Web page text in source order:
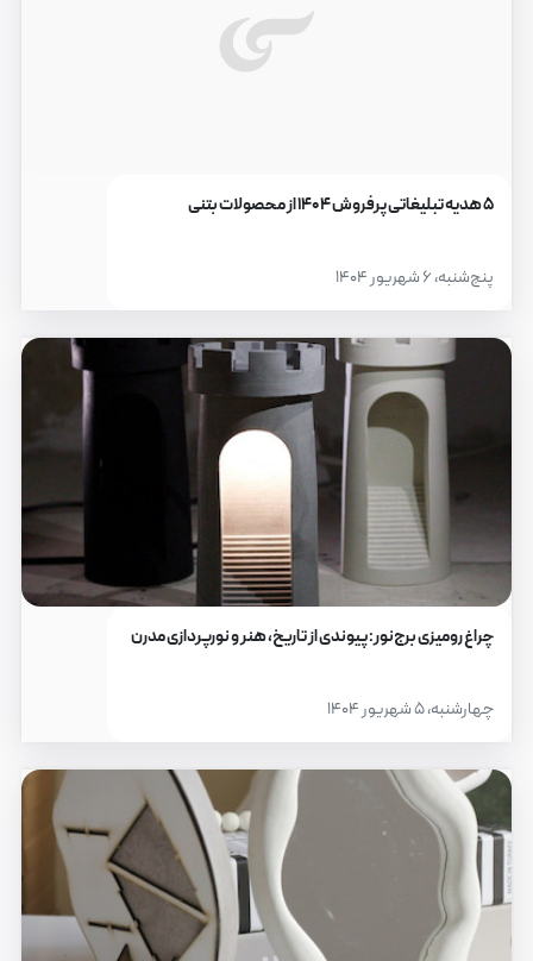
۵ هدیه تبلیغاتی پرفروش ۱۴۰۴ از محصولات بتنی
پنج‌شنبه، ۶ شهریور ۱۴۰۴
چراغ رومیزی برج‌نور: پیوندی از تاریخ، هنر و نورپردازی مدرن
چهارشنبه، ۵ شهریور ۱۴۰۴